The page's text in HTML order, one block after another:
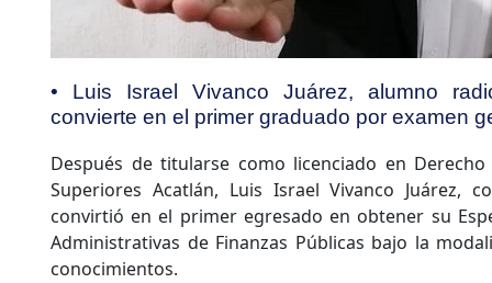
• Luis Israel Vivanco Juárez, alumno
convierte en el primer graduado por examen
Después de titularse como licenciado en
Superiores Acatlán, Luis Israel Vivanco Juárez,
convirtió en el primer egresado en obtener su
Administrativas de Finanzas Públicas bajo la
conocimientos.